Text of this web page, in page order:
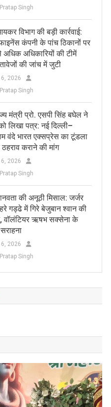
Singh
विभाग की बड़ी कार्रवाई:
फाइनेंस कंपनी के पांच ठिकानों पर
अधिक अधिकारियों की टीमें
की जांच में जुटी
2026
Singh
मंत्री प्रो. एसपी सिंह बघेल ने
लिखा पत्र: नई दिल्ली–
वंदे भारत एक्सप्रेस का टूंडला
कराने की मांग
2026
Singh
की अनूठी मिसाल: जर्जर
गड्ढे में गिरे बेजुबान श्वान की
वॉलंटियर ऋषभ सक्सेना के
2026
Singh